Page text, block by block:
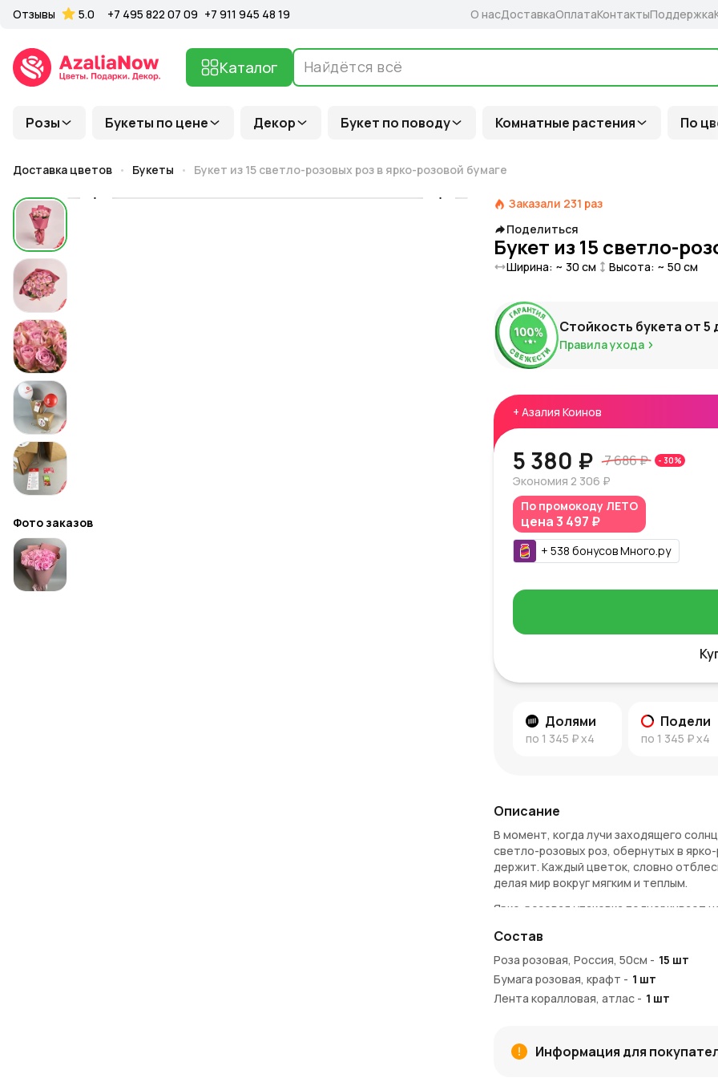
Розы Букеты по цене Декор Букет по поводу Комнатные растения По
Каталог
Отзывы 5.0 +7 495 822 07 09 +7 911 945 48 19 О насДоставкаОплатаКонтактыПоддержка
Доставка цветов Букеты Букет из 15 светло-розовых роз в ярко-розовой бумаге
Фото заказов
Заказали 231 раз
Поделиться
Букет из 15 светло-
Ширина: ~ 30 см Высота: ~ 50 см
Стойкость букета от5
Правила ухода
+ Азалия Коинов
5 380 ₽ 7 686 ₽ - 30%
Экономия 2 306 ₽
По промокоду ЛЕТО
цена3 497 ₽
+ 538 бонусовМного.ру
Долями
по 1 345 ₽x4
Подели
по 1 345 ₽x4
Описание
В момент, когда лучи заходящего
светло-розовых роз, обернутых в
держит. Каждый цветок, словно
делая мир вокруг мягким и теплым.
Ярко-розовая упаковка подчеркивает
мелодия тишины и любви.
Откройте для себя мир светло-
Светло-розовые розы — это символ
эмоции.
Состав
Роза розовая, Россия, 50см - 15 шт
Бумага розовая, крафт - 1 шт
Лента коралловая, атлас - 1 шт
Информация для